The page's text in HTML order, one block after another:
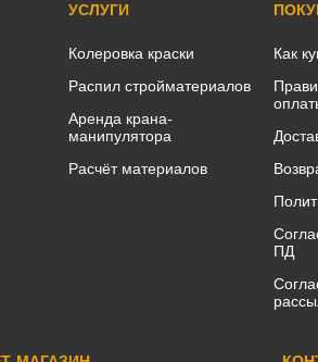
УСЛУГИ
Колеровка краски
Распил стройматериалов
Аренда крана-
манипулятора
Расчёт материалов
Как
ПД